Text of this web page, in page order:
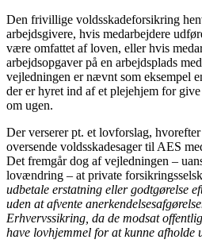
Den frivillige voldsskadeforsikring
arbejdsgivere, hvis medarbejdere
være omfattet af loven, eller hvis
arbejdsopgaver på en arbejdsplads
vejledningen er nævnt som eksempel
der er hyret ind af et plejehjem for give
om ugen.
Der verserer pt. et lovforslag,
oversende voldsskadesager til AES
Det fremgår dog af vejledningen –
lovændring – at private
udbetale erstatning eller godtgørelse
uden at afvente
Erhvervssikring, da de modsat
have lovhjemmel for at kunne afholde